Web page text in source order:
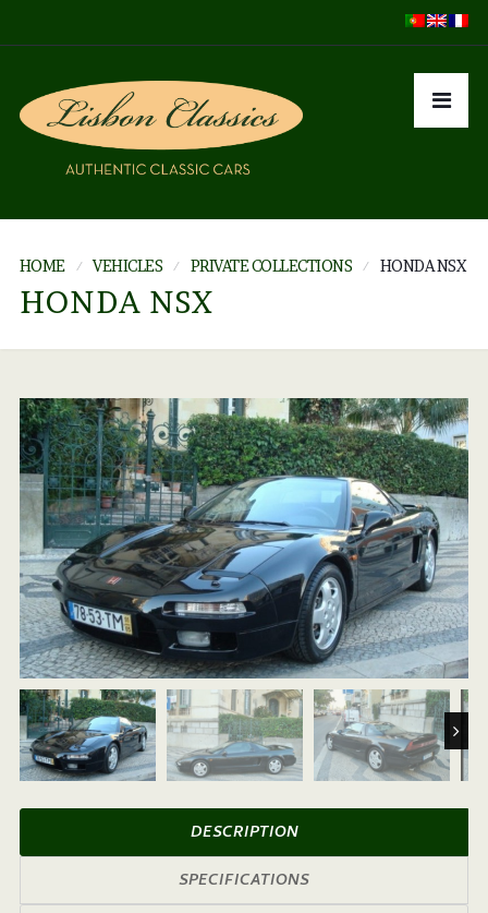
HOME VEHICLES PRIVATE COLLECTIONS HONDA NSX
HONDA NSX
Next
DESCRIPTION
SPECIFICATIONS